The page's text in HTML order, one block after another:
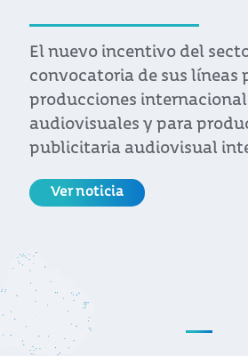
El nuevo incentivo del
convocatoria de sus líneas
producciones
audiovisuales y para
publicitaria audiovisual
Ver noticia